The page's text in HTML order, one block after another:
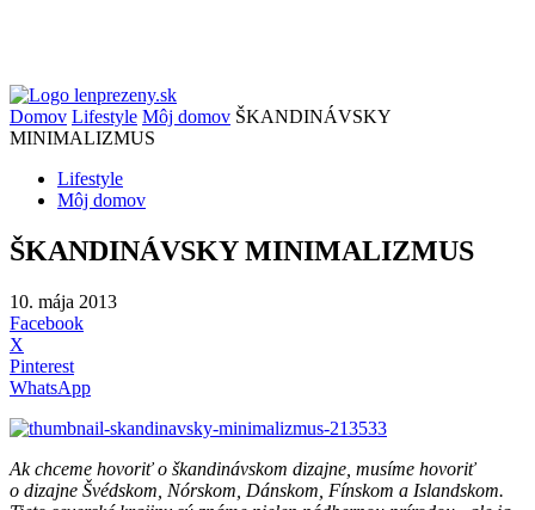
Domov Lifestyle Môj domov ŠKANDINÁVSKY
MINIMALIZMUS
Lifestyle
Môj domov
ŠKANDINÁVSKY MINIMALIZMUS
10. mája 2013
Facebook
X
Pinterest
WhatsApp
Ak chceme hovoriť o škandinávskom dizajne, musíme hovoriť
o dizajne Švédskom, Nórskom, Dánskom, Fínskom a Islandskom.